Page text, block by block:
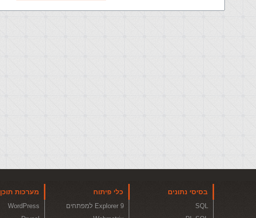
בסיסי נתונים
SQL
כלי פיתוח
Explorer 9 למפתחים
מערכות תוכן
WordPress